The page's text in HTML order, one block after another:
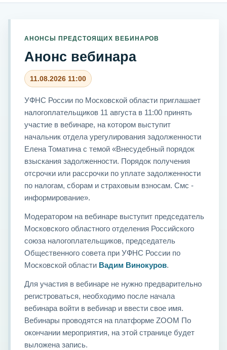
АНОНСЫ ПРЕДСТОЯЩИХ ВЕБИНАРОВ
Анонс вебинара
11.08.2026 11:00
УФНС России по Московской области приглашает
налогоплательщиков 11 августа в 11:00 принять
участие в вебинаре, на котором выступит
начальник отдела урегулирования задолженности
Елена Томатина с темой «Внесудебный порядок
взыскания задолженности. Порядок получения
отсрочки или рассрочки по уплате задолженности
по налогам, сборам и страховым взносам. Смс -
информирование».
Модератором на вебинаре выступит председатель
Московского областного отделения Российского
союза налогоплательщиков, председатель
Общественного совета при УФНС России по
Московской области Вадим Винокуров.
Для участия в вебинаре не нужно предварительно
регистроваться, необходимо после начала
вебинара войти в вебинар и ввести свое имя.
Вебинары проводятся на платформе ZOOM По
окончании мероприятия, на этой странице будет
выложена запись.